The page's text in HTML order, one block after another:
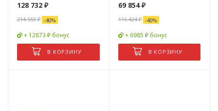
128 732 ₽
214 553₽ -40%
+ 12873 ₽ бонус
В КОРЗИНУ
69 854₽
116 424₽ -40%
+ 6985 ₽ бонус
В КОРЗИНУ